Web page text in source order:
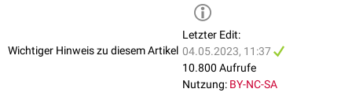
Wichtiger Hinweis zu diesem Artikel
Letzter Edit:
04.05.2023, 11:37
10.800 Aufrufe
Nutzung: BY-NC-SA